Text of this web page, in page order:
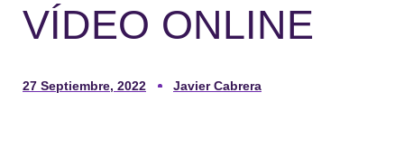
VÍDEO ONLINE
27 Septiembre, 2022 Javier Cabrera